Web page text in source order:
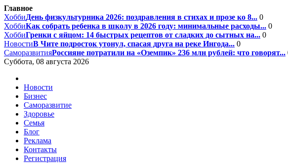
Главное
ХоббиДень физкультурника 2026: поздравления в стихах и прозе ко 8... 0
ХоббиКак собрать ребенка в школу в 2026 году: минимальные расходы... 0
ХоббиГренки с яйцом: 14 быстрых рецептов от сладких до сытных на... 0
НовостиВ Чите подросток утонул, спасая друга на реке Ингода... 0
СаморазвитияРоссияне потратили на «Оземпик» 236 млн рублей: что говорят...
Суббота, 08 августа 2026
Новости
Бизнес
Саморазвитие
Здоровье
Семья
Блог
Реклама
Контакты
Регистрация